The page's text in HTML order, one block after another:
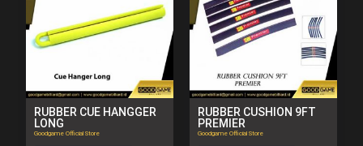
RUBBER CUE HANGGER
LONG
Goodgame Official Store
RUBBER CUSHION 9FT
PREMIER
Goodgame Official Store